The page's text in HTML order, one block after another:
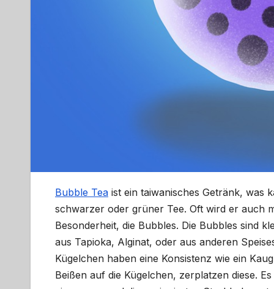
Bubble Tea ist ein taiwanisches Getränk, was
schwarzer oder grüner Tee. Oft wird er auch
Besonderheit, die Bubbles. Die Bubbles sind
aus Tapioka, Alginat, oder aus anderen
Kügelchen haben eine Konsistenz wie ein
Beißen auf die Kügelchen, zerplatzen diese.